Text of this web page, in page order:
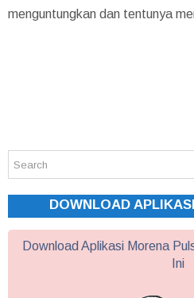
menguntungkan dan tentunya
DOWNLOAD
Download Aplikasi Morena
Ini